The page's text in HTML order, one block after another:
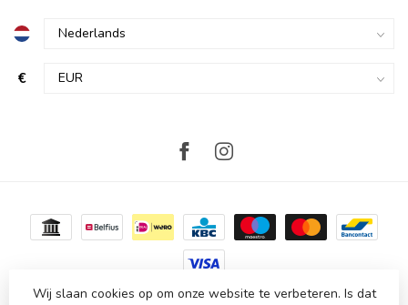
€
© Copyright 2026 Atmosvert- Powered byLightspeed -
Wij slaan cookies op om onze website te verbeteren. Is dat